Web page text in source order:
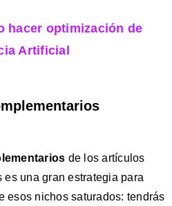
hacer optimización de
Artificial
de los artículos
una gran estrategia para
esos nichos saturados: tendrás